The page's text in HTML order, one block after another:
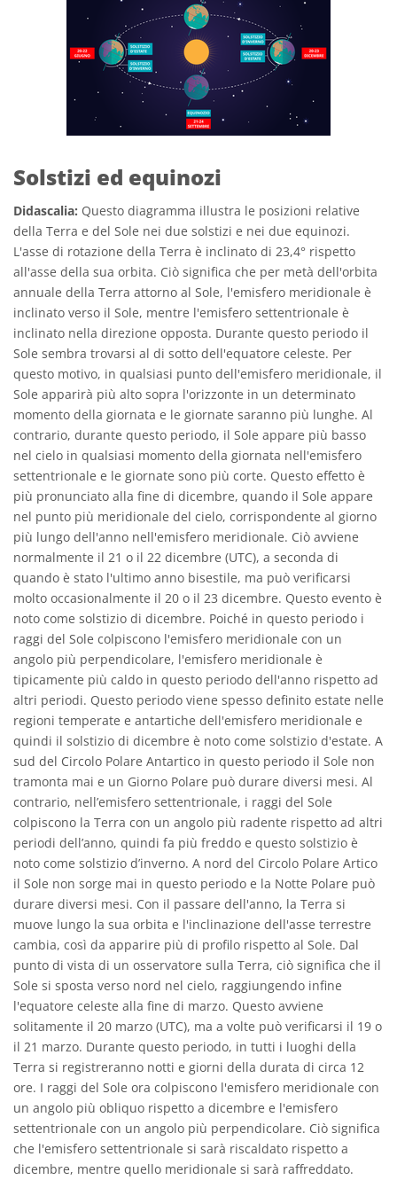
Solstizi ed equinozi
Didascalia: Questo diagramma illustra le posizioni relative
della Terra e del Sole nei due solstizi e nei due equinozi.
L'asse di rotazione della Terra è inclinato di 23,4° rispetto
all'asse della sua orbita. Ciò significa che per metà dell'orbita
annuale della Terra attorno al Sole, l'emisfero meridionale è
inclinato verso il Sole, mentre l'emisfero settentrionale è
inclinato nella direzione opposta. Durante questo periodo il
Sole sembra trovarsi al di sotto dell'equatore celeste. Per
questo motivo, in qualsiasi punto dell'emisfero meridionale, il
Sole apparirà più alto sopra l'orizzonte in un determinato
momento della giornata e le giornate saranno più lunghe. Al
contrario, durante questo periodo, il Sole appare più basso
nel cielo in qualsiasi momento della giornata nell'emisfero
settentrionale e le giornate sono più corte. Questo effetto è
più pronunciato alla fine di dicembre, quando il Sole appare
nel punto più meridionale del cielo, corrispondente al giorno
più lungo dell'anno nell'emisfero meridionale. Ciò avviene
normalmente il 21 o il 22 dicembre (UTC), a seconda di
quando è stato l'ultimo anno bisestile, ma può verificarsi
molto occasionalmente il 20 o il 23 dicembre. Questo evento è
noto come solstizio di dicembre. Poiché in questo periodo i
raggi del Sole colpiscono l'emisfero meridionale con un
angolo più perpendicolare, l'emisfero meridionale è
tipicamente più caldo in questo periodo dell'anno rispetto ad
altri periodi. Questo periodo viene spesso definito estate nelle
regioni temperate e antartiche dell'emisfero meridionale e
quindi il solstizio di dicembre è noto come solstizio d'estate. A
sud del Circolo Polare Antartico in questo periodo il Sole non
tramonta mai e un Giorno Polare può durare diversi mesi. Al
contrario, nell’emisfero settentrionale, i raggi del Sole
colpiscono la Terra con un angolo più radente rispetto ad altri
periodi dell’anno, quindi fa più freddo e questo solstizio è
noto come solstizio d’inverno. A nord del Circolo Polare Artico
il Sole non sorge mai in questo periodo e la Notte Polare può
durare diversi mesi. Con il passare dell'anno, la Terra si
muove lungo la sua orbita e l'inclinazione dell'asse terrestre
cambia, così da apparire più di profilo rispetto al Sole. Dal
punto di vista di un osservatore sulla Terra, ciò significa che il
Sole si sposta verso nord nel cielo, raggiungendo infine
l'equatore celeste alla fine di marzo. Questo avviene
solitamente il 20 marzo (UTC), ma a volte può verificarsi il 19 o
il 21 marzo. Durante questo periodo, in tutti i luoghi della
Terra si registreranno notti e giorni della durata di circa 12
ore. I raggi del Sole ora colpiscono l'emisfero meridionale con
un angolo più obliquo rispetto a dicembre e l'emisfero
settentrionale con un angolo più perpendicolare. Ciò significa
che l'emisfero settentrionale si sarà riscaldato rispetto a
dicembre, mentre quello meridionale si sarà raffreddato.